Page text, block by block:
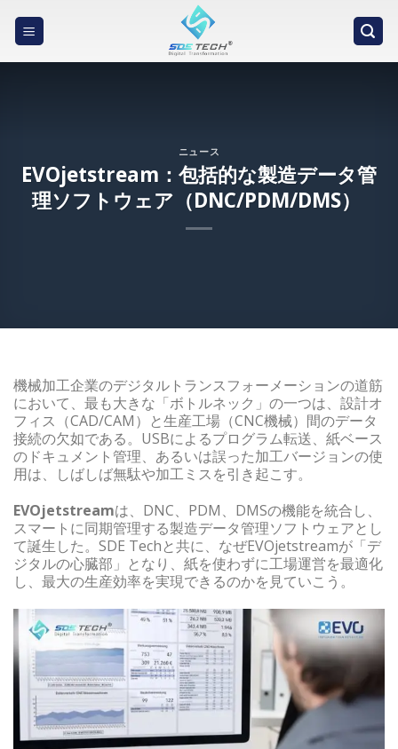
ニュース
EVOjetstream：包括的な製造データ管
理ソフトウェア（DNC/PDM/DMS）
機械加工企業のデジタルトランスフォーメーションの道筋
において、最も大きな「ボトルネック」の一つは、設計オ
フィス（CAD/CAM）と生産工場（CNC機械）間のデータ
接続の欠如である。USBによるプログラム転送、紙ベース
のドキュメント管理、あるいは誤った加工バージョンの使
用は、しばしば無駄や加工ミスを引き起こす。
EVOjetstreamは、DNC、PDM、DMSの機能を統合し、
スマートに同期管理する製造データ管理ソフトウェアとし
て誕生した。SDE Techと共に、なぜEVOjetstreamが「デ
ジタルの心臓部」となり、紙を使わずに工場運営を最適化
し、最大の生産効率を実現できるのかを見ていこう。